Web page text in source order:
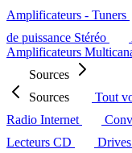
Amplificateurs - Tuners
de puissance Stéréo
Amplificateurs
Sources
Sources
Tout
Radio Internet
Lecteurs CD